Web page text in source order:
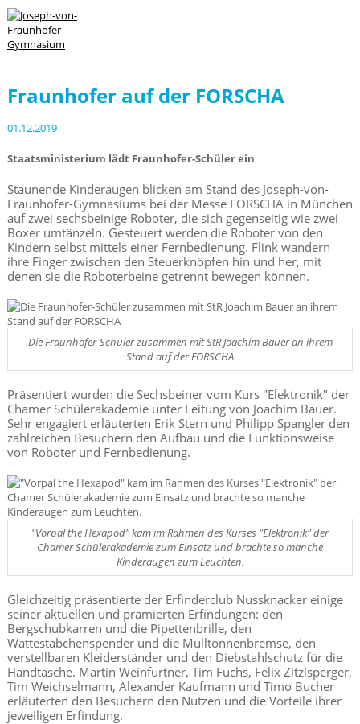
Fraunhofer auf der FORSCHA
01.12.2019
Staatsministerium lädt Fraunhofer-Schüler ein
Staunende Kinderaugen blicken am Stand des Joseph-von-
Fraunhofer-Gymnasiums bei der Messe FORSCHA in München
auf zwei sechsbeinige Roboter, die sich gegenseitig wie zwei
Boxer umtänzeln. Gesteuert werden die Roboter von den
Kindern selbst mittels einer Fernbedienung. Flink wandern
ihre Finger zwischen den Steuerknöpfen hin und her, mit
denen sie die Roboterbeine getrennt bewegen können.
Die Fraunhofer-Schüler zusammen mit StR Joachim Bauer an ihrem
Stand auf der FORSCHA
Präsentiert wurden die Sechsbeiner vom Kurs "Elektronik" der
Chamer Schülerakademie unter Leitung von Joachim Bauer.
Sehr engagiert erläuterten Erik Stern und Philipp Spangler den
zahlreichen Besuchern den Aufbau und die Funktionsweise
von Roboter und Fernbedienung.
"Vorpal the Hexapod" kam im Rahmen des Kurses "Elektronik" der
Chamer Schülerakademie zum Einsatz und brachte so manche
Kinderaugen zum Leuchten.
Gleichzeitig präsentierte der Erfinderclub Nussknacker einige
seiner aktuellen und prämierten Erfindungen: den
Bergschubkarren und die Pipettenbrille, den
Wattestäbchenspender und die Mülltonnenbremse, den
verstellbaren Kleiderständer und den Diebstahlschutz für die
Handtasche. Martin Weinfurtner, Tim Fuchs, Felix Zitzlsperger,
Tim Weichselmann, Alexander Kaufmann und Timo Bucher
erläuterten den Besuchern den Nutzen und die Vorteile ihrer
jeweiligen Erfindung.